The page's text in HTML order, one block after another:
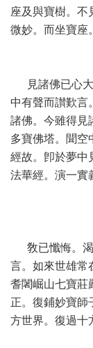
座及與寶樹。不
微妙。而坐寶座。
見諸佛已心大
中有聲而讃歎言
諸佛。今雖得見
多寶佛塔。聞空
經故。卽於夢中
法華經。演一實
敎已懺悔。渴
言。如來世雄常
耆闍崛山七寶莊
正。復鋪妙寶師
方世界。復過十